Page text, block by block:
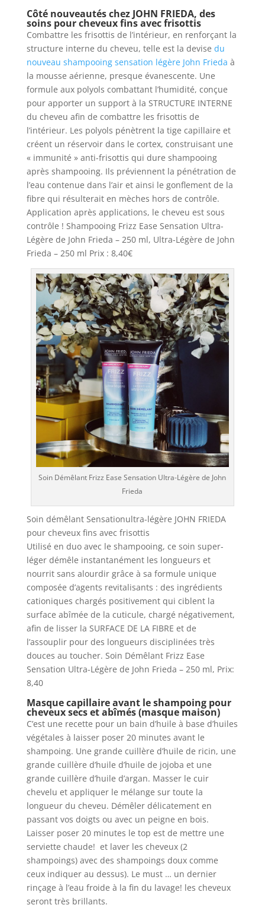
Côté nouveautés chez JOHN FRIEDA, des
soins pour cheveux fins avec frisottis
Combattre les frisottis de l’intérieur, en renforçant la
structure interne du cheveu, telle est la devise du
nouveau shampooing sensation légère John Frieda à
la mousse aérienne, presque évanescente. Une
formule aux polyols combattant l’humidité, conçue
pour apporter un support à la STRUCTURE INTERNE
du cheveu afin de combattre les frisottis de
l’intérieur. Les polyols pénètrent la tige capillaire et
créent un réservoir dans le cortex, construisant une
« immunité » anti-frisottis qui dure shampooing
après shampooing. Ils préviennent la pénétration de
l’eau contenue dans l’air et ainsi le gonflement de la
fibre qui résulterait en mèches hors de contrôle.
Application après applications, le cheveu est sous
contrôle ! Shampooing Frizz Ease Sensation Ultra-
Légère de John Frieda – 250 ml, Ultra-Légère de John
Frieda – 250 ml Prix : 8,40€
Soin Démêlant Frizz Ease Sensation Ultra-Légère de John
Frieda
Soin démêlant Sensationultra-légère JOHN FRIEDA
pour cheveux fins avec frisottis
Utilisé en duo avec le shampooing, ce soin super-
léger démêle instantanément les longueurs et
nourrit sans alourdir grâce à sa formule unique
composée d’agents revitalisants : des ingrédients
cationiques chargés positivement qui ciblent la
surface abîmée de la cuticule, chargé négativement,
afin de lisser la SURFACE DE LA FIBRE et de
l’assouplir pour des longueurs disciplinées très
douces au toucher. Soin Démêlant Frizz Ease
Sensation Ultra-Légère de John Frieda – 250 ml, Prix:
8,40
Masque capillaire avant le shampoing pour
cheveux secs et abîmés (masque maison)
C’est une recette pour un bain d’huile à base d’huiles
végétales à laisser poser 20 minutes avant le
shampoing. Une grande cuillère d’huile de ricin, une
grande cuillère d’huile d’huile de jojoba et une
grande cuillère d’huile d’argan. Masser le cuir
chevelu et appliquer le mélange sur toute la
longueur du cheveu. Démêler délicatement en
passant vos doigts ou avec un peigne en bois.
Laisser poser 20 minutes le top est de mettre une
serviette chaude! et laver les cheveux (2
shampoings) avec des shampoings doux comme
ceux indiquer au dessus). Le must … un dernier
rinçage à l’eau froide à la fin du lavage! les cheveux
seront très brillants.